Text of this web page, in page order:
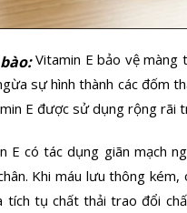
Vitamin E bảo vệ
sự hình thành các đốm
E được sử dụng rộng rãi
E có tác dụng giãn mạch
Khi máu lưu thông
tích tụ chất thải trao đổi